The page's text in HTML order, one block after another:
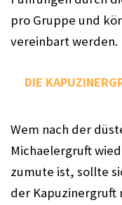
pro Gruppe und
vereinbart werden.
DIE
Wem nach der
Michaelergruft
zumute ist, sollte
der Kapuzinergruft